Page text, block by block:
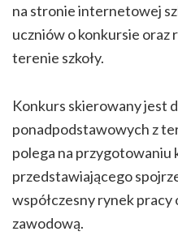
na stronie internetowej
uczniów o konkursie oraz
terenie szkoły.
Konkurs skierowany jest
ponadpodstawowych z
polega na przygotowaniu
przedstawiającego
współczesny rynek pracy
zawodową.